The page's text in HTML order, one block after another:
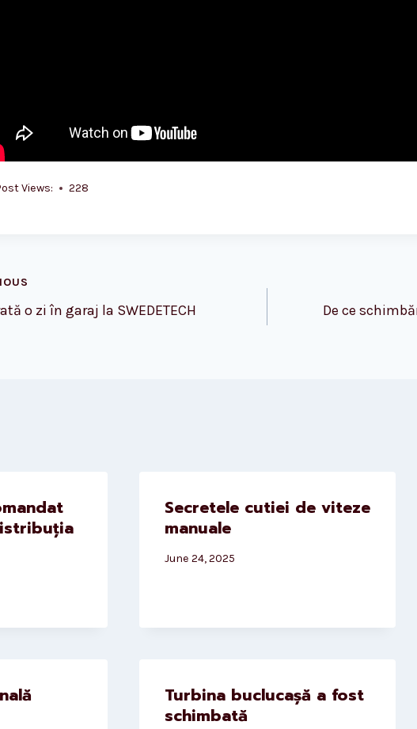
Views: 228
o zi în garaj la SWEDETECH
De ce
Secretele cutiei de viteze
manuale
June 24, 2025
Turbina buclucașă a fost
schimbată